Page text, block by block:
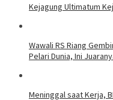
Kejagung Ultimatum
Wawali RS Riang
Pelari Dunia, Ini
Meninggal saat Kerja,